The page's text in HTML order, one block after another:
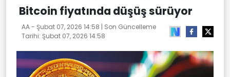
Bitcoin fiyatında düşüş sürüyor
AA - Şubat 07, 2026 14:58 | Son Güncelleme
Tarihi: Şubat 07, 2026 14:58